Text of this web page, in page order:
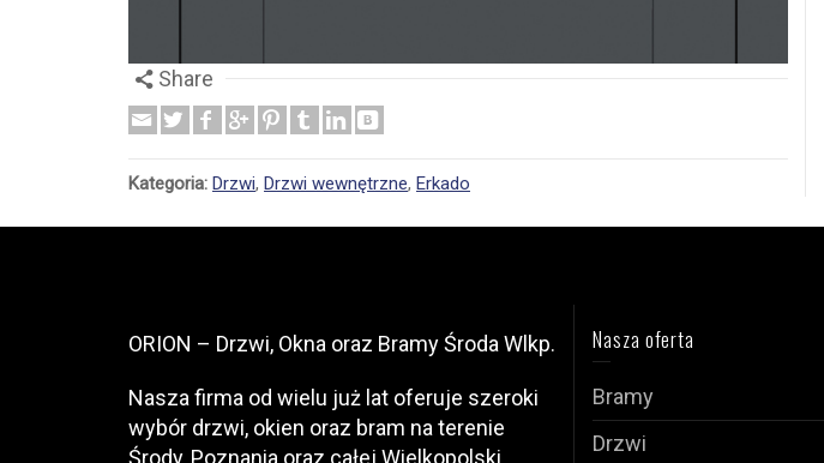
Share
Kategoria: Drzwi, Drzwi wewnętrzne, Erkado
ORION – Drzwi, Okna oraz Bramy Środa Wlkp.
Nasza firma od wielu już lat oferuje szeroki
wybór drzwi, okien oraz bram na terenie
Środy, Poznania oraz całej Wielkopolski.
Nasza oferta
Bramy
Drzwi